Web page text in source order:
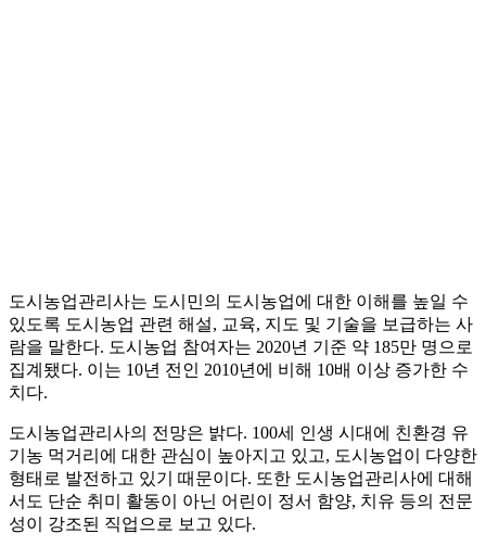
도시농업관리사는 도시민의 도시농업에 대한 이해를 높일 수
있도록 도시농업 관련 해설, 교육, 지도 및 기술을 보급하는 사
람을 말한다. 도시농업 참여자는 2020년 기준 약 185만 명으로
집계됐다. 이는 10년 전인 2010년에 비해 10배 이상 증가한 수
치다.
도시농업관리사의 전망은 밝다. 100세 인생 시대에 친환경 유
기농 먹거리에 대한 관심이 높아지고 있고, 도시농업이 다양한
형태로 발전하고 있기 때문이다. 또한 도시농업관리사에 대해
서도 단순 취미 활동이 아닌 어린이 정서 함양, 치유 등의 전문
성이 강조된 직업으로 보고 있다.